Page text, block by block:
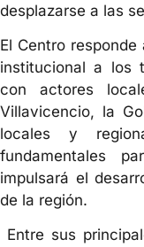
desplazarse a las
El Centro
institucional a los
con actores
Villavicencio, la
locales y
fundamentales
impulsará el
de la región.
Entre sus